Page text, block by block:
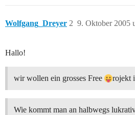
Wolfgang_Dreyer 9. Oktober 2005
2
Hallo!
wir wollen ein grosses Free rojekt
Wie kommt man an halbwegs